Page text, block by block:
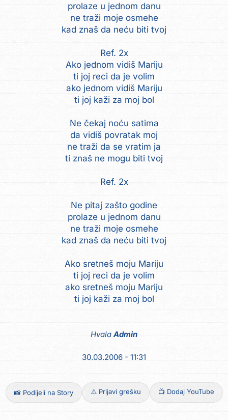
prolaze u jednom danu
ne traži moje osmehe
kad znaš da neću biti tvoj
Ref. 2x
Ako jednom vidiš Mariju
ti joj reci da je volim
ako jednom vidiš Mariju
ti joj kaži za moj bol
Ne čekaj noću satima
da vidiš povratak moj
ne traži da se vratim ja
ti znaš ne mogu biti tvoj
Ref. 2x
Ne pitaj zašto godine
prolaze u jednom danu
ne traži moje osmehe
kad znaš da neću biti tvoj
Ako sretneš moju Mariju
ti joj reci da je volim
ako sretneš moju Mariju
ti joj kaži za moj bol
HvalaAdmin
30.03.2006 - 11:31
📸 Podijeli na Story ⚠️ Prijavi grešku 📺 Dodaj YouTube